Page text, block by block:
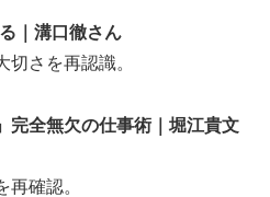
｜溝口徹さん
さを再認識。
完全無欠の仕事術｜堀江貴文
確認。